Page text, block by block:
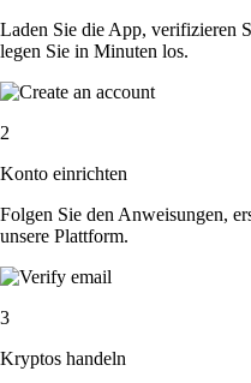
Laden Sie die App, verifizieren
legen Sie in Minuten los.
2
Konto einrichten
Folgen Sie den Anweisungen,
unsere Plattform.
3
Kryptos handeln